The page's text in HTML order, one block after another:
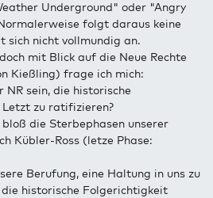
Underground" oder "Angry
folgt daraus keine
sich nicht vollmundig an.
mit Blick auf die Neue Rechte
Kießling) frage ich mich:
NR sein, die historische
zu ratifizieren?
die Sterbephasen unserer
Kübler-Ross (letze Phase:
Berufung, eine Haltung in uns zu
historische Folgerichtigkeit